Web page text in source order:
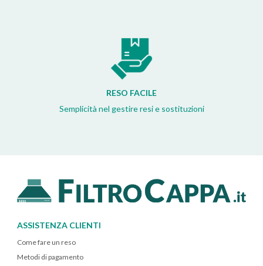
RESO FACILE
Semplicità nel gestire resi e sostituzioni
ASSISTENZA CLIENTI
Come fare un reso
Metodi di pagamento